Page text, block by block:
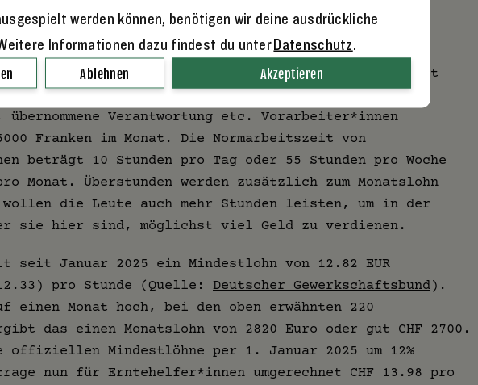
den Landwirtschaftlichen Normen. Ein absoluter
verdient 3450 Franken pro Monat. Dieser Lohn steigt
Anzahl Jahre Tätigkeit bei uns im Betrieb,
übernommene Verantwortung etc. Vorarbeiter*innen
Franken im Monat. Die Normarbeitszeit von
beträgt 10 Stunden pro Tag oder 55 Stunden pro Woche
Monat. Überstunden werden zusätzlich zum Monatslohn
die Leute auch mehr Stunden leisten, um in der
sie hier sind, möglichst viel Geld zu verdienen.
seit Januar 2025 ein Mindestlohn von 12.82 EUR
12.33) pro Stunde (Quelle: Deutscher Gewerkschaftsbund).
einen Monat hoch, bei den oben erwähnten 220
das einen Monatslohn von 2820 Euro oder gut CHF 2700.
Mindestlöhne per 1. Januar 2025 um 12%
nun für Erntehelfer*innen umgerechnet CHF 13.98 pro
werden können, benötigen wir deine ausdrückliche
Informationen dazu findest du unterDatenschutz.
Ablehnen Akzeptieren